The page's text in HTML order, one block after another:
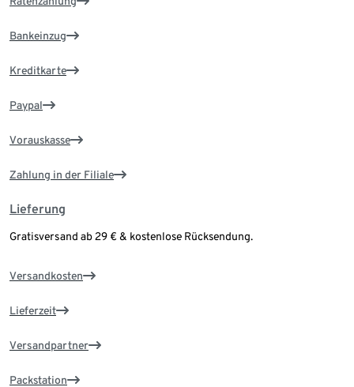
Bankeinzug
Kreditkarte
Paypal
Vorauskasse
Zahlung in der Filiale
Lieferung
Gratisversand ab 29 € & kostenlose Rücksendung.
Versandkosten
Lieferzeit
Versandpartner
Packstation